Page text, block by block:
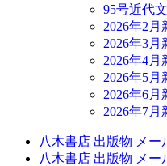
95号近代
2026年2月
2026年3月
2026年4月
2026年5月
2026年6月
2026年7月
八木書店 出版物 メー
八木書店 出版物 メ